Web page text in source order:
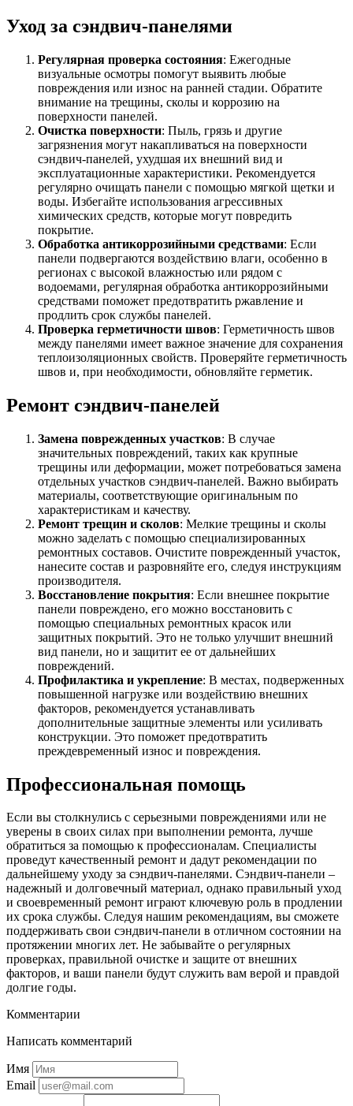
Уход за сэндвич-панелями
Регулярная проверка состояния: Ежегодные
визуальные осмотры помогут выявить любые
повреждения или износ на ранней стадии. Обратите
внимание на трещины, сколы и коррозию на
поверхности панелей.
Очистка поверхности: Пыль, грязь и другие
загрязнения могут накапливаться на поверхности
сэндвич-панелей, ухудшая их внешний вид и
эксплуатационные характеристики. Рекомендуется
регулярно очищать панели с помощью мягкой щетки и
воды. Избегайте использования агрессивных
химических средств, которые могут повредить
покрытие.
Обработка антикоррозийными средствами: Если
панели подвергаются воздействию влаги, особенно в
регионах с высокой влажностью или рядом с
водоемами, регулярная обработка антикоррозийными
средствами поможет предотвратить ржавление и
продлить срок службы панелей.
Проверка герметичности швов: Герметичность швов
между панелями имеет важное значение для сохранения
теплоизоляционных свойств. Проверяйте герметичность
швов и, при необходимости, обновляйте герметик.
Ремонт сэндвич-панелей
Замена поврежденных участков: В случае
значительных повреждений, таких как крупные
трещины или деформации, может потребоваться замена
отдельных участков сэндвич-панелей. Важно выбирать
материалы, соответствующие оригинальным по
характеристикам и качеству.
Ремонт трещин и сколов: Мелкие трещины и сколы
можно заделать с помощью специализированных
ремонтных составов. Очистите поврежденный участок,
нанесите состав и разровняйте его, следуя инструкциям
производителя.
Восстановление покрытия: Если внешнее покрытие
панели повреждено, его можно восстановить с
помощью специальных ремонтных красок или
защитных покрытий. Это не только улучшит внешний
вид панели, но и защитит ее от дальнейших
повреждений.
Профилактика и укрепление: В местах, подверженных
повышенной нагрузке или воздействию внешних
факторов, рекомендуется устанавливать
дополнительные защитные элементы или усиливать
конструкции. Это поможет предотвратить
преждевременный износ и повреждения.
Профессиональная помощь
Если вы столкнулись с серьезными повреждениями или не
уверены в своих силах при выполнении ремонта, лучше
обратиться за помощью к профессионалам. Специалисты
проведут качественный ремонт и дадут рекомендации по
дальнейшему уходу за сэндвич-панелями. Сэндвич-панели –
надежный и долговечный материал, однако правильный уход
и своевременный ремонт играют ключевую роль в продлении
их срока службы. Следуя нашим рекомендациям, вы сможете
поддерживать свои сэндвич-панели в отличном состоянии на
протяжении многих лет. Не забывайте о регулярных
проверках, правильной очистке и защите от внешних
факторов, и ваши панели будут служить вам верой и правдой
долгие годы.
Комментарии
Написать комментарий
Имя
Email